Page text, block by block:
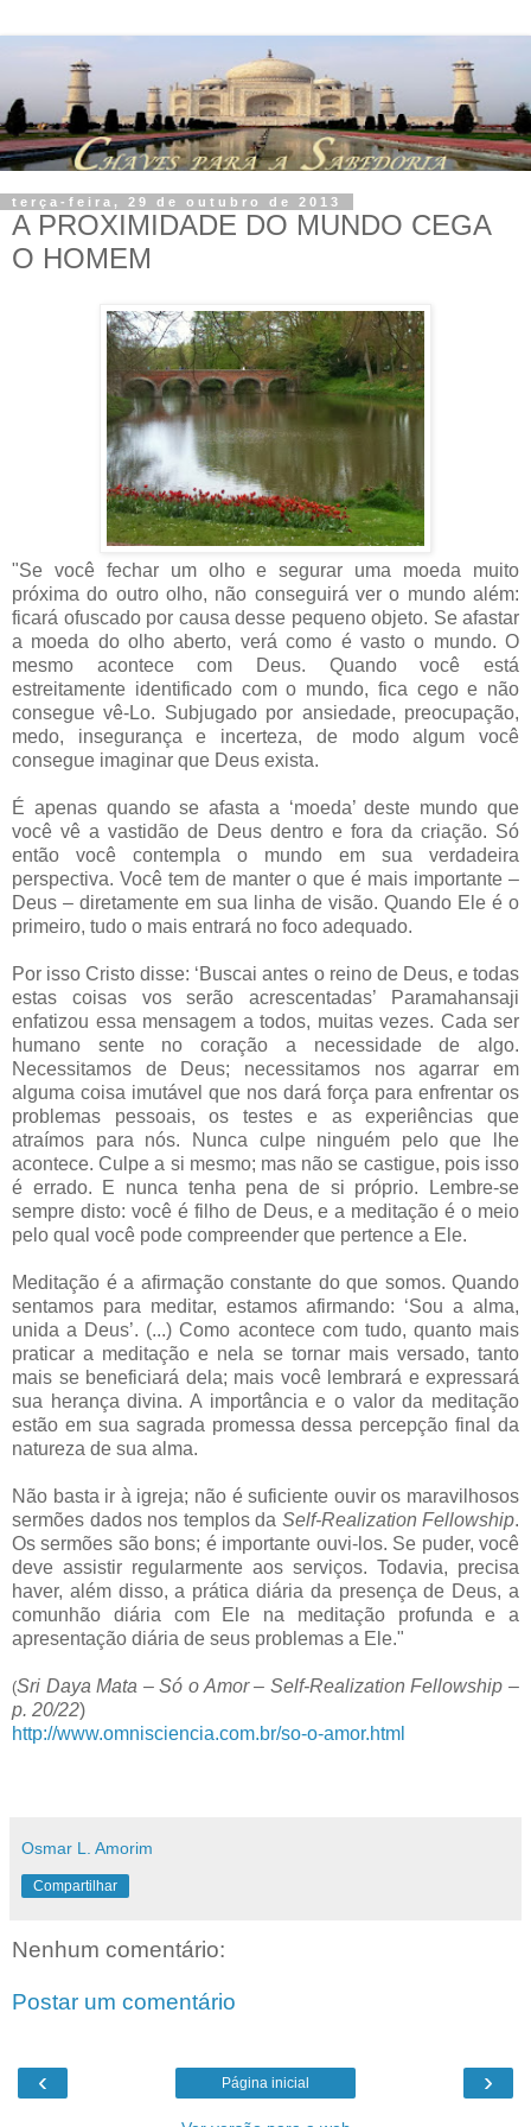
terça-feira, 29 de outubro de 2013
A PROXIMIDADE DO MUNDO CEGA
O HOMEM
"Se você fechar um olho e segurar uma moeda muito
próxima do outro olho, não conseguirá ver o mundo além:
ficará ofuscado por causa desse pequeno objeto. Se afastar
a moeda do olho aberto, verá como é vasto o mundo. O
mesmo acontece com Deus. Quando você está
estreitamente identificado com o mundo, fica cego e não
consegue vê-Lo. Subjugado por ansiedade, preocupação,
medo, insegurança e incerteza, de modo algum você
consegue imaginar que Deus exista.
É apenas quando se afasta a ‘moeda’ deste mundo que
você vê a vastidão de Deus dentro e fora da criação. Só
então você contempla o mundo em sua verdadeira
perspectiva. Você tem de manter o que é mais importante –
Deus – diretamente em sua linha de visão. Quando Ele é o
primeiro, tudo o mais entrará no foco adequado.
Por isso Cristo disse: ‘Buscai antes o reino de Deus, e todas
estas coisas vos serão acrescentadas’ Paramahansaji
enfatizou essa mensagem a todos, muitas vezes. Cada ser
humano sente no coração a necessidade de algo.
Necessitamos de Deus; necessitamos nos agarrar em
alguma coisa imutável que nos dará força para enfrentar os
problemas pessoais, os testes e as experiências que
atraímos para nós. Nunca culpe ninguém pelo que lhe
acontece. Culpe a si mesmo; mas não se castigue, pois isso
é errado. E nunca tenha pena de si próprio. Lembre-se
sempre disto: você é filho de Deus, e a meditação é o meio
pelo qual você pode compreender que pertence a Ele.
Meditação é a afirmação constante do que somos. Quando
sentamos para meditar, estamos afirmando: ‘Sou a alma,
unida a Deus’. (...) Como acontece com tudo, quanto mais
praticar a meditação e nela se tornar mais versado, tanto
mais se beneficiará dela; mais você lembrará e expressará
sua herança divina. A importância e o valor da meditação
estão em sua sagrada promessa dessa percepção final da
natureza de sua alma.
Não basta ir à igreja; não é suficiente ouvir os maravilhosos
sermões dados nos templos da Self-Realization Fellowship.
Os sermões são bons; é importante ouvi-los. Se puder, você
deve assistir regularmente aos serviços. Todavia, precisa
haver, além disso, a prática diária da presença de Deus, a
comunhão diária com Ele na meditação profunda e a
apresentação diária de seus problemas a Ele."
(Sri Daya Mata – Só o Amor – Self-Realization Fellowship –
p. 20/22)
http://www.omnisciencia.com.br/so-o-amor.html
Osmar L. Amorim
Compartilhar
Nenhum comentário:
Postar um comentário
‹ ›
Página inicial